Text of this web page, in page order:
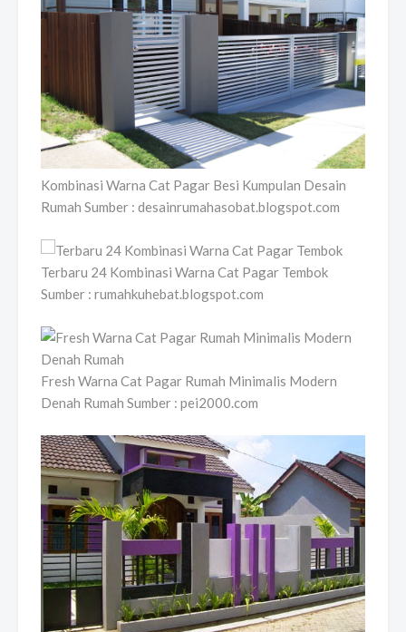
Kombinasi Warna Cat Pagar Besi Kumpulan Desain
Rumah Sumber : desainrumahasobat.blogspot.com
Terbaru 24 Kombinasi Warna Cat Pagar Tembok
Sumber : rumahkuhebat.blogspot.com
Fresh Warna Cat Pagar Rumah Minimalis Modern
Denah Rumah Sumber : pei2000.com